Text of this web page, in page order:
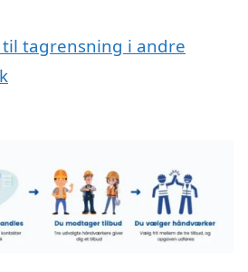
tagrensning i andre